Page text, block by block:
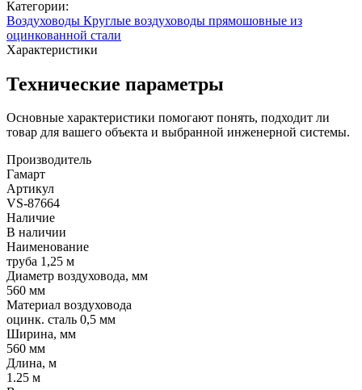
Категории:
Воздуховоды Круглые воздуховоды прямошовные из
оцинкованной стали
Характеристики
Технические параметры
Основные характеристики помогают понять, подходит ли
товар для вашего объекта и выбранной инженерной системы.
Производитель
Гамарт
Артикул
VS-87664
Наличие
В наличии
Наименование
труба 1,25 м
Диаметр воздуховода, мм
560 мм
Материал воздуховода
оцинк. сталь 0,5 мм
Ширина, мм
560 мм
Длина, м
1.25 м